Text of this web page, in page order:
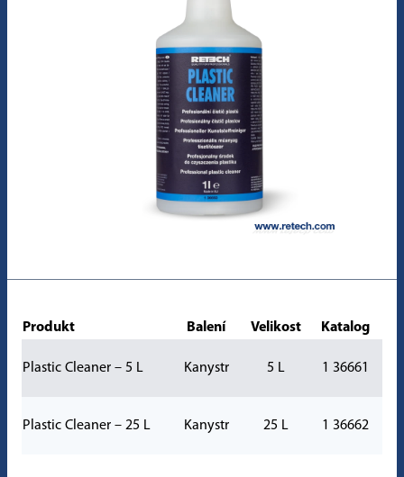
Produkt Balení Velikost Katalog
Plastic Cleaner – 5 L Kanystr 5 L 1 36661
Plastic Cleaner – 25 L Kanystr 25 L 1 36662